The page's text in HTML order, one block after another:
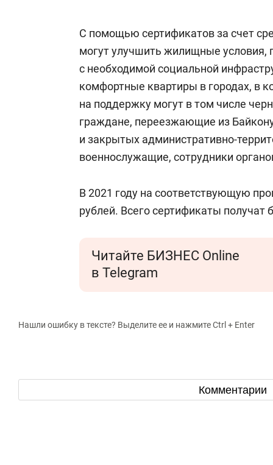
С помощью сертификатов за счет
могут улучшить жилищные условия,
с необходимой социальной
комфортные квартиры в городах, в
на поддержку могут в том числе
граждане, переезжающие из
и закрытых административно-
военнослужащие, сотрудники
В 2021 году на соответствующую
рублей. Всего сертификаты получат
Читайте БИЗНЕС Online
в Telegram
Нашли ошибку в тексте? Выделите ее и нажмите Ctrl + Enter
Комментарии